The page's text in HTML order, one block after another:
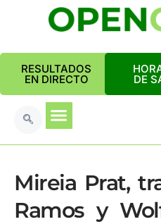
RESULTADOS
EN DIRECTO DE
Mireia Prat,
Ramos y